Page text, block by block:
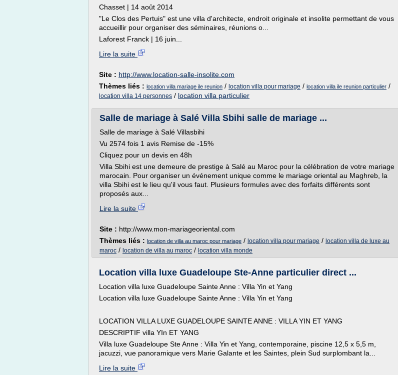
Chasset | 14 août 2014
"Le Clos des Pertuis" est une villa d'architecte, endroit originale et insolite permettant de vous
accueillir pour organiser des séminaires, réunions o...
Laforest Franck | 16 juin...
Lire la suite
Site : http://www.location-salle-insolite.com
Thèmes liés : location villa mariage ile reunion / location villa pour mariage / location villa ile reunion particulier /
location villa 14 personnes / location villa particulier
Salle de mariage à Salé Villa Sbihi salle de mariage ...
Salle de mariage à Salé Villasbihi
Vu 2574 fois 1 avis Remise de -15%
Cliquez pour un devis en 48h
Villa Sbihi est une demeure de prestige à Salé au Maroc pour la célébration de votre mariage
marocain. Pour organiser un événement unique comme le mariage oriental au Maghreb, la
villa Sbihi est le lieu qu'il vous faut. Plusieurs formules avec des forfaits différents sont
proposés aux...
Lire la suite
Site : http://www.mon-mariageoriental.com
Thèmes liés : location de villa au maroc pour mariage / location villa pour mariage / location villa de luxe au
maroc / location de villa au maroc / location villa monde
Location villa luxe Guadeloupe Ste-Anne particulier direct ...
Location villa luxe Guadeloupe Sainte Anne : Villa Yin et Yang
Location villa luxe Guadeloupe Sainte Anne : Villa Yin et Yang
LOCATION VILLA LUXE GUADELOUPE SAINTE ANNE : VILLA YIN ET YANG
DESCRIPTIF villa YIn ET YANG
Villa luxe Guadeloupe Ste Anne : Villa Yin et Yang, contemporaine, piscine 12,5 x 5,5 m,
jacuzzi, vue panoramique vers Marie Galante et les Saintes, plein Sud surplombant la...
Lire la suite